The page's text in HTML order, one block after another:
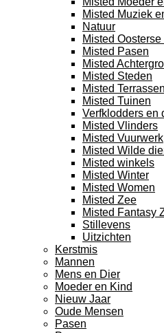
Misted Muziek
Natuur
Misted
Misted Pasen
Misted
Misted Steden
Misted Terrassen
Misted Tuinen
Verfklodders en
Misted Vlinders
Misted Vuurwerk
Misted Wilde
Misted winkels
Misted Winter
Misted Women
Misted Zee
Misted Fantasy
Stillevens
Uitzichten
Kerstmis
Mannen
Mens en Dier
Moeder en Kind
Nieuw Jaar
Oude Mensen
Pasen